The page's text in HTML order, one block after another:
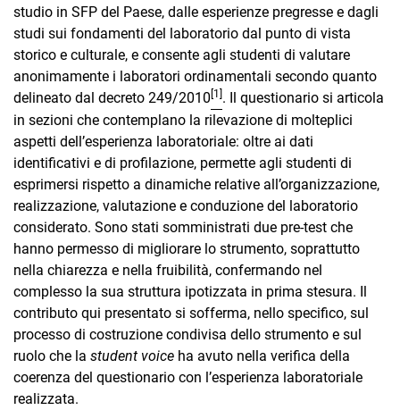
studio in SFP del Paese, dalle esperienze pregresse e dagli
studi sui fondamenti del laboratorio dal punto di vista
storico e culturale, e consente agli studenti di valutare
anonimamente i laboratori ordinamentali secondo quanto
delineato dal decreto 249/2010 [1] . Il questionario si articola
in sezioni che contemplano la rilevazione di molteplici
aspetti dell’esperienza laboratoriale: oltre ai dati
identificativi e di profilazione, permette agli studenti di
esprimersi rispetto a dinamiche relative all’organizzazione,
realizzazione, valutazione e conduzione del laboratorio
considerato. Sono stati somministrati due pre-test che
hanno permesso di migliorare lo strumento, soprattutto
nella chiarezza e nella fruibilità, confermando nel
complesso la sua struttura ipotizzata in prima stesura. Il
contributo qui presentato si sofferma, nello specifico, sul
processo di costruzione condivisa dello strumento e sul
ruolo che la student voice ha avuto nella verifica della
coerenza del questionario con l’esperienza laboratoriale
realizzata.